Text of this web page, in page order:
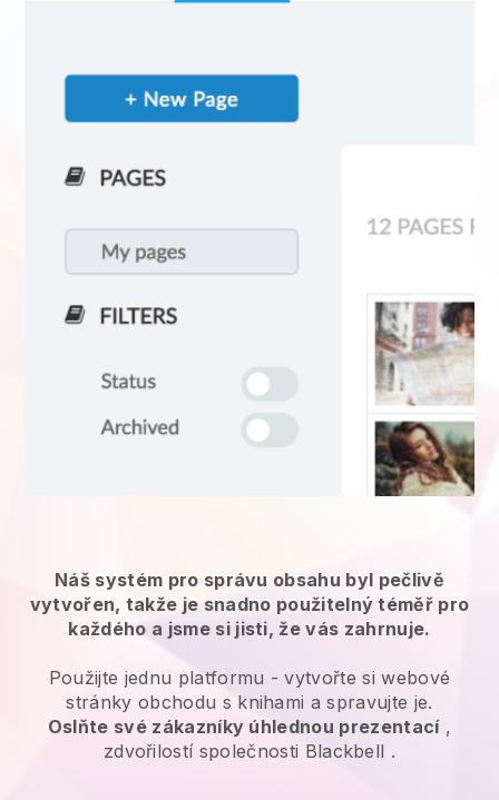
Náš systém pro správu obsahu byl pečlivě
vytvořen, takže je snadno použitelný téměř pro
každého a jsme si jisti, že vás zahrnuje.
Použijte jednu platformu -vytvořte si webové
stránky obchodu s knihami a spravujte je.
Oslňte své zákazníky úhlednou prezentací,
zdvořilostí společnosti Blackbell .